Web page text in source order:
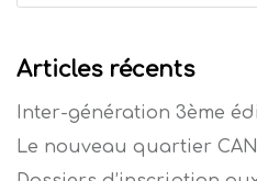
Articles récents
Inter-génération 3ème
Le nouveau quartier